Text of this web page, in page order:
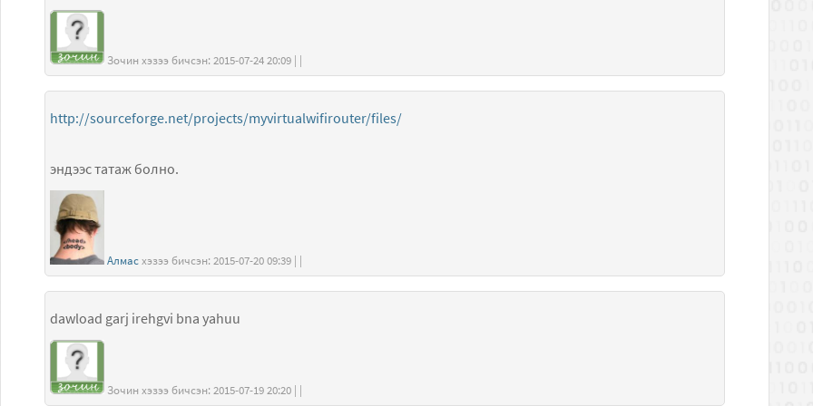
Зочин хэзээ бичсэн: 2015-07-24 20:09 | |
http://sourceforge.net/projects/myvirtualwifirouter/files/
эндээс татаж болно.
Алмас хэзээ бичсэн: 2015-07-20 09:39 | |
dawload garj irehgvi bna yahuu
Зочин хэзээ бичсэн: 2015-07-19 20:20 | |